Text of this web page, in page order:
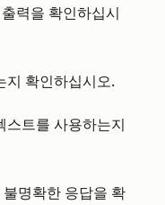
력을 확인하십시
지 확인하십시오.
스트를 사용하는지
명확한 응답을 확